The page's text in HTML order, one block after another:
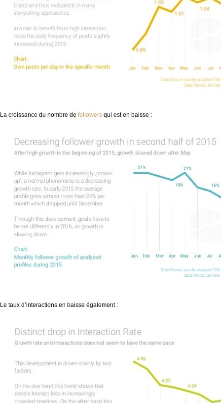
La croissance du nombre de followers qui est en baisse :
Le taux d’interactions en baisse également :